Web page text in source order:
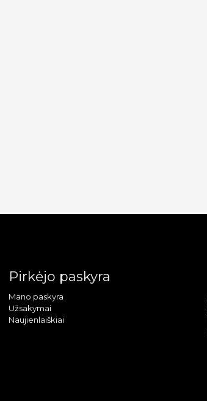
Pirkėjo paskyra
Mano paskyra
Užsakymai
Naujienlaiškiai